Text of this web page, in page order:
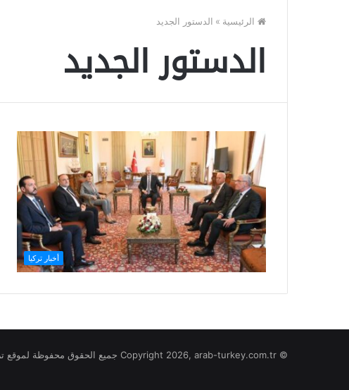
الرئيسية » الدستور الجديد
الدستور الجديد
أخبار تركيا
© Copyright 2026, arab-turkey.com.tr جميع الحقوق محفوظة لموقع تركيا بالعربي